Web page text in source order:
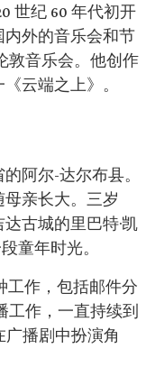
，阿拉伯艺术家
纪 60 年代
伦敦音乐会
世纪 60 年代初开
外的音乐会和节
敦音乐会。他创作
云端之上》。
阿尔-达尔布县。
亲长大。三岁
古城的里巴特·凯
童年时光。
工作，包括邮件分
工作，一直持续到
广播剧中扮演角